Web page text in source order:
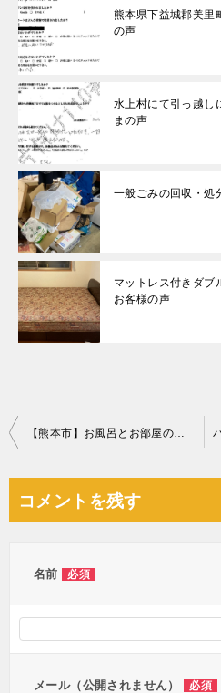
熊本県下益城郡美
の声
水上村にて引っ越
まの声
一般ごみの回収・
マットレス付きダ
お客様の声
投
ビ
ョ
【熊本市】お風呂とお部屋の清掃ご依頼 お客様の声
コメントを残す
名前 必須
メール（公開されません） 必須